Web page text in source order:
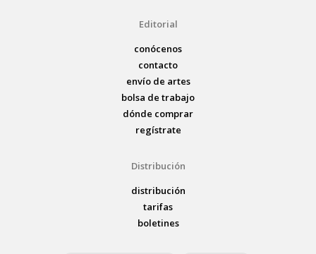
Editorial
conócenos
contacto
envío de artes
bolsa de trabajo
dónde comprar
regístrate
Distribución
distribución
tarifas
boletines